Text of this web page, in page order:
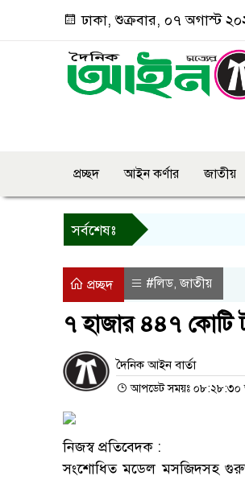
ঢাকা, শুক্রবার, ০৭ অগাস্ট
প্রচ্ছদ আইন কর্ণার জাতীয়
সর্বশেষঃ
প্রচ্ছদ #লিড,জাতীয়
৭ হাজার ৪৪৭ কোটি
দৈনিক আইন বার্তা
আপডেট সময়ঃ ০৮:২৮:৩০
নিজস্ব প্রতিবেদক :
সংশোধিত মডেল মসজিদসহ